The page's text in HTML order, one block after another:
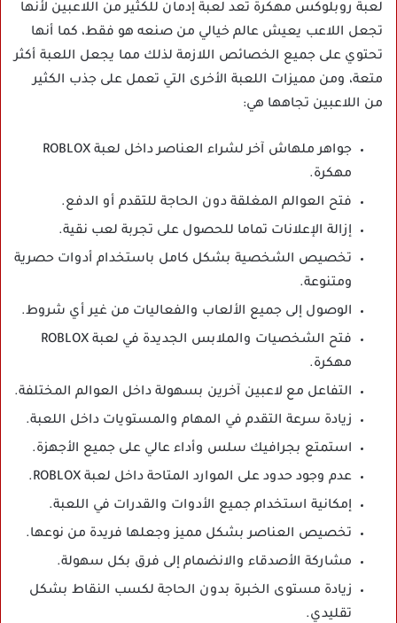
لعبة روبلوكس مهكرة تعد لعبة إدمان للكثير من اللاعبين لأنها
تجعل اللاعب يعيش عالم خيالي من صنعه هو فقط، كما أنها
تحتوي على جميع الخصائص اللازمة لذلك مما يجعل اللعبة أكثر
متعة، ومن مميزات اللعبة الأخرى التي تعمل على جذب الكثير
من اللاعبين تجاهها هي:
جواهر ملهاش آخر لشراء العناصر داخل لعبة ROBLOX
مهكرة.
فتح العوالم المغلقة دون الحاجة للتقدم أو الدفع.
إزالة الإعلانات تماما للحصول على تجربة لعب نقية.
تخصيص الشخصية بشكل كامل باستخدام أدوات حصرية
ومتنوعة.
الوصول إلى جميع الألعاب والفعاليات من غير أي شروط.
فتح الشخصيات والملابس الجديدة في لعبة ROBLOX
مهكرة.
التفاعل مع لاعبين آخرين بسهولة داخل العوالم المختلفة.
زيادة سرعة التقدم في المهام والمستويات داخل اللعبة.
استمتع بجرافيك سلس وأداء عالي على جميع الأجهزة.
عدم وجود حدود على الموارد المتاحة داخل لعبة ROBLOX.
إمكانية استخدام جميع الأدوات والقدرات في اللعبة.
تخصيص العناصر بشكل مميز وجعلها فريدة من نوعها.
مشاركة الأصدقاء والانضمام إلى فرق بكل سهولة.
زيادة مستوى الخبرة بدون الحاجة لكسب النقاط بشكل
تقليدي.